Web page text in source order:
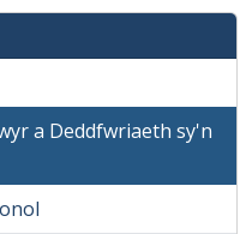
a Deddfwriaeth sy'n